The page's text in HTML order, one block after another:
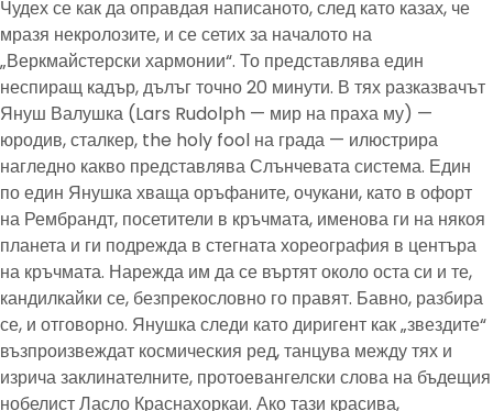
Чудех се как да оправдая написаното, след като казах, че
мразя некролозите, и се сетих за началото на
„Веркмайстерски хармонии“. То представлява един
неспиращ кадър, дълъг точно 20 минути. В тях разказвачът
Януш Валушка (Lars Rudolph — мир на праха му) —
юродив, сталкер, the holy fool на града — илюстрира
нагледно какво представлява Слънчевата система. Един
по един Янушка хваща оръфаните, очукани, като в офорт
на Рембрандт, посетители в кръчмата, именова ги на някоя
планета и ги подрежда в стегната хореография в центъра
на кръчмата. Нарежда им да се въртят около оста си и те,
кандилкайки се, безпрекословно го правят. Бавно, разбира
се, и отговорно. Янушка следи като диригент как „звездите“
възпроизвеждат космическия ред, танцува между тях и
изрича заклинателните, протоевангелски слова на бъдещия
нобелист Ласло Краснахоркаи. Ако тази красива,